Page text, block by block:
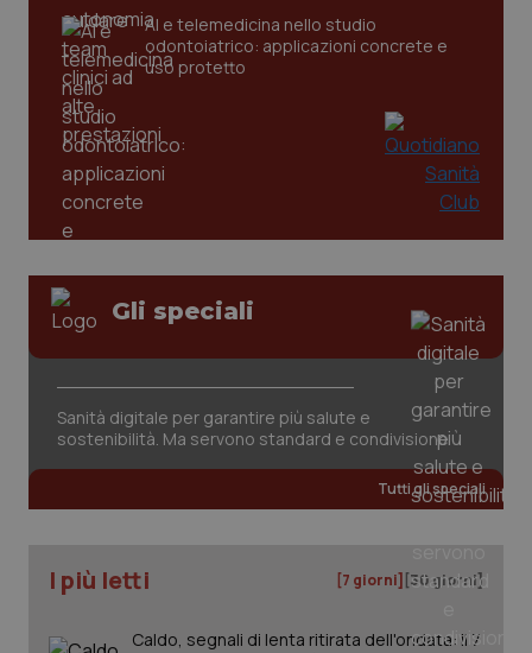
AI e telemedicina nello studio
odontoiatrico: applicazioni concrete e
uso protetto
Gli speciali
Sanità digitale per garantire più salute e
sostenibilità. Ma servono standard e condivisione
Tutti gli speciali
I più letti [7 giorni] [30 giorni]
Caldo, segnali di lenta ritirata dell'ondata: il 7
CookieScriptConsent
CookieScript
5
tracking-sites-ironfish-
www.quotidianosanita.it